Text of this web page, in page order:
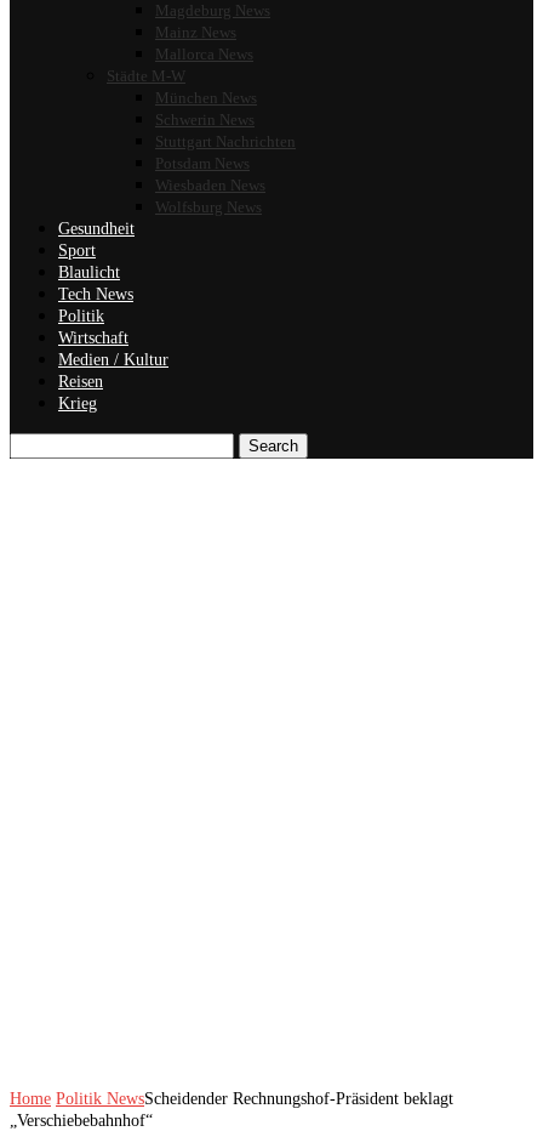
Magdeburg News
Mainz News
Mallorca News
Städte M-W
München News
Schwerin News
Stuttgart Nachrichten
Potsdam News
Wiesbaden News
Wolfsburg News
Gesundheit
Sport
Blaulicht
Tech News
Politik
Wirtschaft
Medien / Kultur
Reisen
Krieg
Search
Home Politik NewsScheidender Rechnungshof-Präsident beklagt
„Verschiebebahnhof“